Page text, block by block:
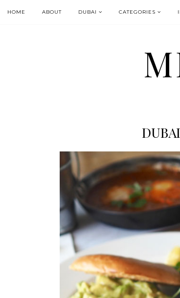
HOME ABOUT DUBAI CATEGORIES